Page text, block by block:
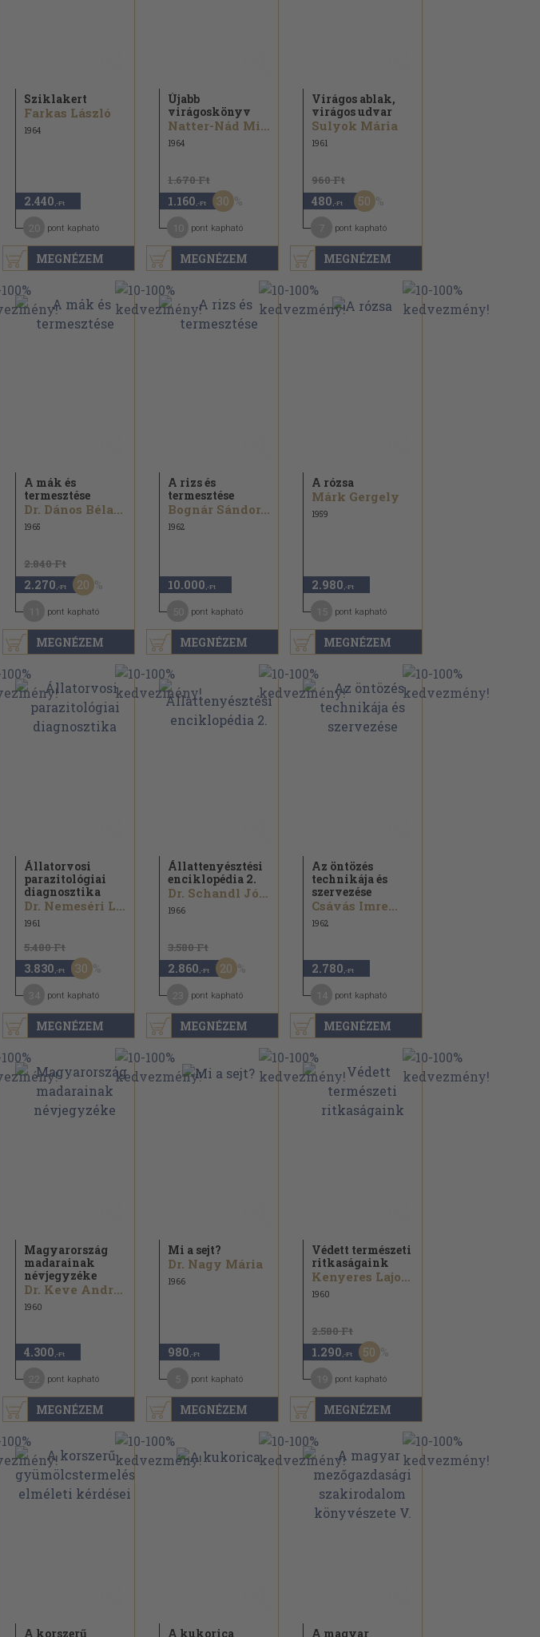
MEGNÉZEM
Sziklakert
Farkas László
1964
2.440 ,-Ft
pont kapható
MEGNÉZEM
Újabb
virágoskönyv
Natter-Nád Miksa
1964
1.670 Ft
1.160 ,-Ft 30
pont kapható
MEGNÉZEM
Virágos ablak,
virágos udvar
Sulyok Mária
1961
960 Ft
480 ,-Ft 50
pont kapható
MEGNÉZEM
A mák és
termesztése
Dr. Dános Béla...
1965
2.840 Ft
2.270 ,-Ft 20
pont kapható
MEGNÉZEM
A rizs és
termesztése
Bognár Sándor...
1962
10.000 ,-Ft
pont kapható
MEGNÉZEM
A rózsa
Márk Gergely
1959
2.980 ,-Ft
pont kapható
MEGNÉZEM
Állatorvosi
parazitológiai
diagnosztika
Dr. Nemeséri László...
1961
5.480 Ft
3.830 ,-Ft 30
pont kapható
MEGNÉZEM
Állattenyésztési
enciklopédia 2.
Dr. Schandl József...
1966
3.580 Ft
2.860 ,-Ft 20
pont kapható
MEGNÉZEM
Az öntözés
technikája és
szervezése
Csávás Imre...
1962
2.780 ,-Ft
pont kapható
MEGNÉZEM
Magyarország
madarainak
névjegyzéke
Dr. Keve András
1960
4.300 ,-Ft
pont kapható
MEGNÉZEM
Mi a sejt?
Dr. Nagy Mária
1966
980 ,-Ft
pont kapható
MEGNÉZEM
Védett természeti
ritkaságaink
Kenyeres Lajos...
1960
2.580 Ft
1.290 ,-Ft 50
pont kapható
A korszerű A kukorica A magyar